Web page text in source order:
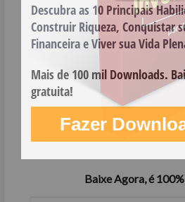
Descubra as 10 Principais
Construir Riqueza, Conquistar
Financeira e Viver sua Vida
Mais de 100 mil Downloads.
gratuita!
Fazer
Baixe Agora, é